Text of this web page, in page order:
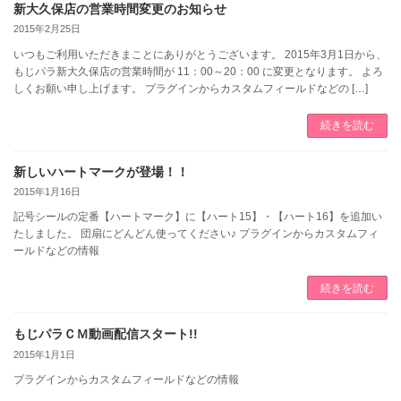
新大久保店の営業時間変更のお知らせ
2015年2月25日
いつもご利用いただきまことにありがとうございます。 2015年3月1日から、
もじパラ新大久保店の営業時間が 11：00～20：00 に変更となります。 よろ
しくお願い申し上げます。 プラグインからカスタムフィールドなどの […]
続きを読む
新しいハートマークが登場！！
2015年1月16日
記号シールの定番【ハートマーク】に【ハート15】・【ハート16】を追加い
たしました。 団扇にどんどん使ってください♪ プラグインからカスタムフィ
ールドなどの情報
続きを読む
もじパラＣＭ動画配信スタート!!
2015年1月1日
プラグインからカスタムフィールドなどの情報